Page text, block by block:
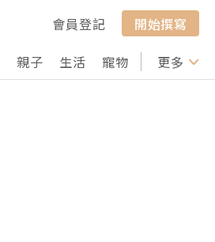
會員登記
開始撰寫
親子 生活 寵物 行山 打卡
更多